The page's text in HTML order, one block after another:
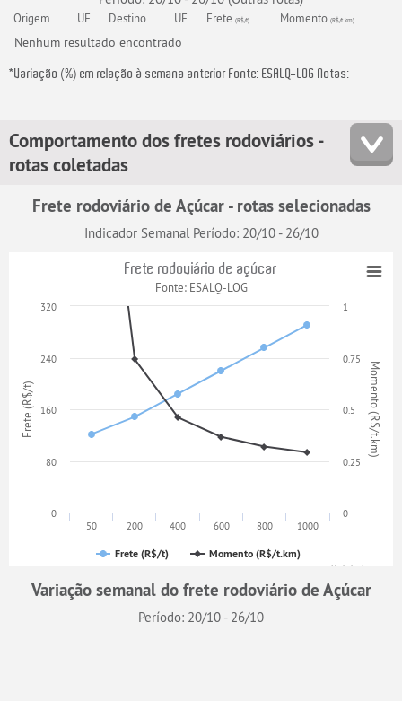
Origem UF Destino UF Frete(R$/t) Momento(R$/t.km)
Nenhum resultado encontrado
*Variação (%) em relação à semana anterior Fonte: ESALQ-LOG Notas:
Comportamento dos fretes rodoviários -
rotas coletadas
Frete rodoviário de Açúcar - rotas selecionadas
Indicador Semanal Período: 20/10 - 26/10
Frete (R$/t) Momento (R$/t.km)
Frete rodoviário de açúcar
Fonte: ESALQ-LOG
Frete (R$/t) Momento (R$/t.km)
50 200 400 600 800 1000
0
80
160
240
320
0
0.25
0.5
0.75
1
Highcharts.com
Variação semanal do frete rodoviário de Açúcar
Período: 20/10 - 26/10